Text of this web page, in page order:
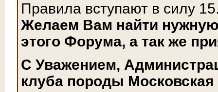
Правила вступают в силу
Желаем Вам найти
этого Форума, а так же
С Уважением,
клуба породы Московская